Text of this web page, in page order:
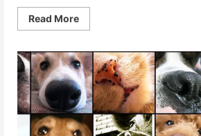
Read MoreRead
more
animali
domestici
e
l’evoluzione
del
rapporto
con
noi: